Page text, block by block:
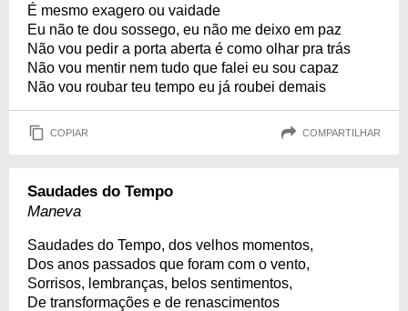
É mesmo exagero ou vaidade
Eu não te dou sossego, eu não me deixo em paz
Não vou pedir a porta aberta é como olhar pra trás
Não vou mentir nem tudo que falei eu sou capaz
Não vou roubar teu tempo eu já roubei demais
COPIAR COMPARTILHAR
Saudades do Tempo
Maneva
Saudades do Tempo, dos velhos momentos,
Dos anos passados que foram com o vento,
Sorrisos, lembranças, belos sentimentos,
De transformações e de renascimentos